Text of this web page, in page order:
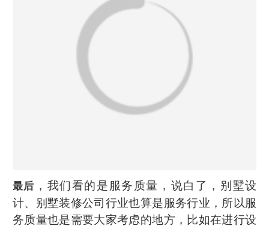
最后 ，我们看的是服务质量，说白了，别墅设
计、别墅装修公司行业也算是服务行业，所以服
务质量也是需要大家考虑的地方，比如在进行设